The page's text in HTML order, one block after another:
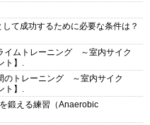
て成功するために必要な条件は？
イムトレーニング ～室内サイク
ト】.
のトレーニング ～室内サイク
ト】.
鍛える練習（Anaerobic